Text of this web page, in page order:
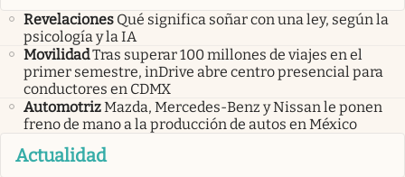
Revelaciones Qué significa soñar con una ley, según la
psicología y la IA
MovilidadTras superar 100 millones de viajes en el
primer semestre, inDrive abre centro presencial para
conductores en CDMX
AutomotrizMazda, Mercedes-Benz y Nissan le ponen
freno de mano a la producción de autos en México
Actualidad